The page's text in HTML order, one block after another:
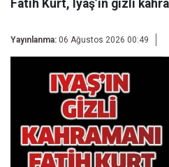
Fatih Kurt, Iyaş’ın gizli
Yayınlanma: 06 Ağustos 2026 00:49